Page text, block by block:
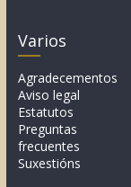
Varios
Agradecementos
Aviso legal
Estatutos
Preguntas
frecuentes
Suxestións